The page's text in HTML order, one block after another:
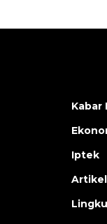
Kabar
Iptek
Artikel